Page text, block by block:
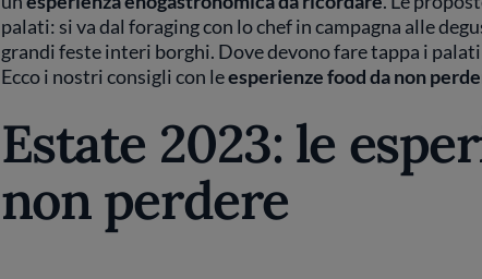
palati: si va dal foraging con lo chef in campagna alle
grandi feste interi borghi. Dove devono fare tappa i
Ecco i nostri consigli con leesperienze food da non
Estate 2023: le
non perdere